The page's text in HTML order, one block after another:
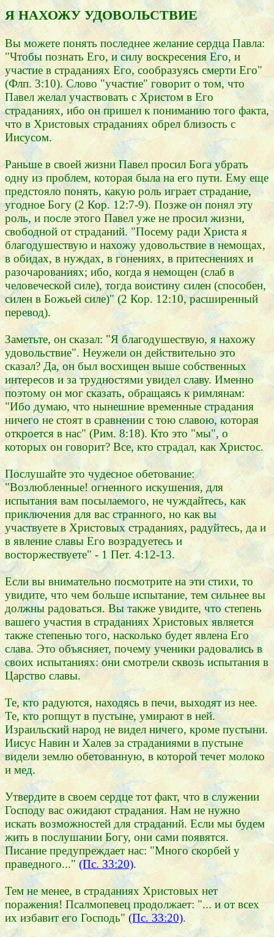
Я НАХОЖУ УДОВОЛЬСТВИЕ
Вы можете понять последнее желание сердца Павла:
"Чтобы познать Его, и силу воскресения Его, и
участие в страданиях Его, сообразуясь смерти Его"
(Флп. 3:10). Слово "участие" говорит о том, что
Павел желал участвовать с Христом в Его
страданиях, ибо он пришел к пониманию того факта,
что в Христовых страданиях обрел близость с
Иисусом.
Раньше в своей жизни Павел просил Бога убрать
одну из проблем, которая была на его пути. Ему еще
предстояло понять, какую роль играет страдание,
угодное Богу (2 Кор. 12:7-9). Позже он понял эту
роль, и после этого Павел уже не просил жизни,
свободной от страданий. "Посему ради Христа я
благодушествую и нахожу удовольствие в немощах,
в обидах, в нуждах, в гонениях, в притеснениях и
разочарованиях; ибо, когда я немощен (слаб в
человеческой силе), тогда воистину силен (способен,
силен в Божьей силе)" (2 Кор. 12:10, расширенный
перевод).
Заметьте, он сказал: "Я благодушествую, я нахожу
удовольствие". Неужели он действительно это
сказал? Да, он был восхищен выше собственных
интересов и за трудностями увидел славу. Именно
поэтому он мог сказать, обращаясь к римлянам:
"Ибо думаю, что нынешние временные страдания
ничего не стоят в сравнении с тою славою, которая
откроется в нас" (Рим. 8:18). Кто это "мы", о
которых он говорит? Все, кто страдал, как Христос.
Послушайте это чудесное обетование:
"Возлюбленные! огненного искушения, для
испытания вам посылаемого, не чуждайтесь, как
приключения для вас странного, но как вы
участвуете в Христовых страданиях, радуйтесь, да и
в явление славы Его возрадуетесь и
восторжествуете" - 1 Пет. 4:12-13.
Если вы внимательно посмотрите на эти стихи, то
увидите, что чем больше испытание, тем сильнее вы
должны радоваться. Вы также увидите, что степень
вашего участия в страданиях Христовых является
также степенью того, насколько будет явлена Его
слава. Это объясняет, почему ученики радовались в
своих испытаниях: они смотрели сквозь испытания в
Царство славы.
Те, кто радуются, находясь в печи, выходят из нее.
Те, кто ропщут в пустыне, умирают в ней.
Израильский народ не видел ничего, кроме пустыни.
Иисус Навин и Халев за страданиями в пустыне
видели землю обетованную, в которой течет молоко
и мед.
Утвердите в своем сердце тот факт, что в служении
Господу вас ожидают страдания. Нам не нужно
искать возможностей для страданий. Если мы будем
жить в послушании Богу, они сами появятся.
Писание предупреждает нас: "Много скорбей у
праведного..."(Пс. 33:20).
Тем не менее, в страданиях Христовых нет
поражения! Псалмопевец продолжает: "... и от всех
их избавит его Господь"(Пс. 33:20).